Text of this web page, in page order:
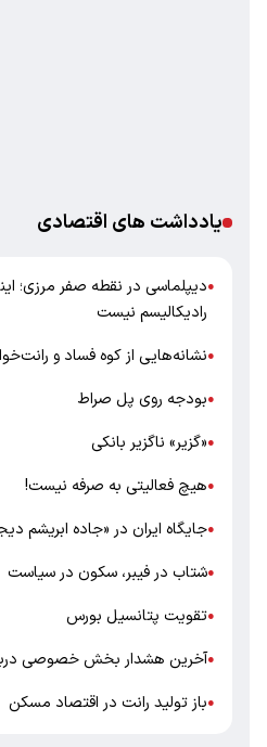
یادداشت های اقتصادی
●دیپلماسی در نقطه صفر مرزی؛
رادیکالیسم نیست
●نشانه‌هایی از کوه فساد و
●بودجه روی پل صراط
●«گزیر» ناگزیر بانکی
●هیچ فعالیتی به صرفه نیست!
●جایگاه ایران در «جاده ابریشم
●شتاب در فیبر، سکون در سیاست
●تقویت پتانسیل بورس
●آخرین هشدار بخش خصوصی
●باز تولید رانت در اقتصاد مسکن